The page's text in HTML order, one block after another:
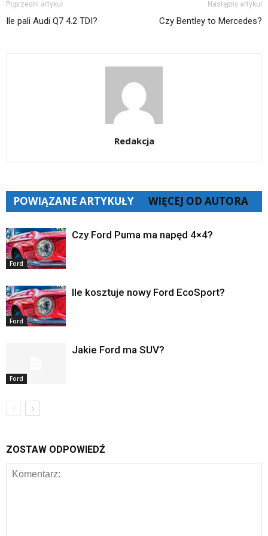
Poprzedni artykuł
Ile pali Audi Q7 4.2 TDI?
Następny artykuł
Czy Bentley to Mercedes?
Redakcja
POWIĄZANE ARTYKUŁY WIĘCEJ OD AUTORA
Ford
Czy Ford Puma ma napęd 4×4?
Ford
Ile kosztuje nowy Ford EcoSport?
Ford
Jakie Ford ma SUV?
ZOSTAW ODPOWIEDŹ